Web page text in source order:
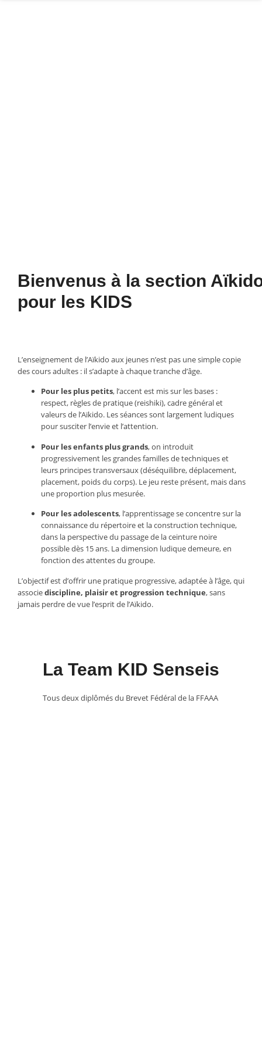
Bienvenus à la section
pour les KIDS
L’enseignement de l’Aïkido aux jeunes n’est pas une simple copie
des cours adultes : il s’adapte à chaque tranche d’âge.
Pour les plus petits, l’accent est mis sur les bases :
respect, règles de pratique (reishiki), cadre général et
valeurs de l’Aïkido. Les séances sont largement ludiques
pour susciter l’envie et l’attention.
Pour les enfants plus grands, on introduit
progressivement les grandes familles de techniques et
leurs principes transversaux (déséquilibre, déplacement,
placement, poids du corps). Le jeu reste présent, mais dans
une proportion plus mesurée.
Pour les adolescents, l’apprentissage se concentre sur la
connaissance du répertoire et la construction technique,
dans la perspective du passage de la ceinture noire
possible dès 15 ans. La dimension ludique demeure, en
fonction des attentes du groupe.
L’objectif est d’offrir une pratique progressive, adaptée à l’âge, qui
associediscipline, plaisir et progression technique, sans
jamais perdre de vue l’esprit de l’Aïkido.
La Team KID Senseis
Tous deux diplômés du Brevet Fédéral de la FFAAA